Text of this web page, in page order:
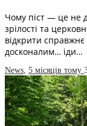
Чому піст — це не
зрілості та
відкрити
досконалим… іди…
News 5 місяців тому